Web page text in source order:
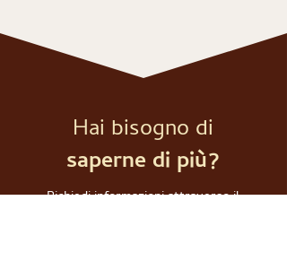
Hai bisogno di
saperne di più?
Richiedi informazioni attraverso il